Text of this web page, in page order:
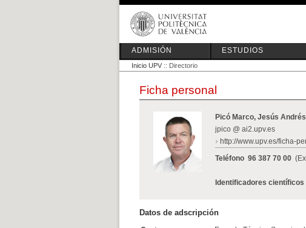
ADMISIÓN ESTUDIOS
Inicio UPV :: Directorio
Ficha personal
Picó Marco, Jesús Andrés
jpico @ ai2.upv.es
http://www.upv.es/ficha-
Teléfono 96 387 70 00
Identificadores científicos
Datos de adscripción